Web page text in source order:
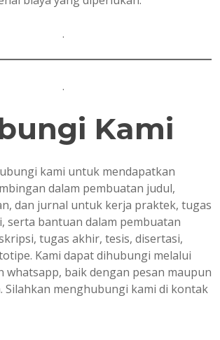
.
.
Kami
kami untuk mendapatkan
dalam pembuatan judul,
dan jurnal untuk kerja praktek, tugas
serta bantuan dalam pembuatan
tugas akhir, tesis, disertasi,
Kami dapat dihubungi melalui
whatsapp, baik dengan pesan maupun
Silahkan menghubungi kami di kontak